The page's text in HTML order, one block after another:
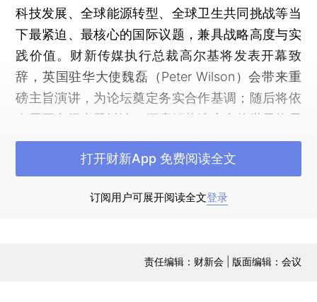
科技发展、全球能源转型、全球卫生共同挑战等当
下最紧迫、最核心的国际议题，兼具战略高度与实
践价值。财新传媒执行总裁高尔基将发表开幕致
辞，英国驻华大使魏磊（Peter Wilson）会带来重
磅主旨演讲，为论坛奠定务实合作基调；随后将依
次展开多场专题讨论，深度解构演变中的世界格局
轮廓、探讨经贸纽带如何稳固中英关系、研判西方
战略走向、探析全球卫生与发展面临的十字路口挑
瞻视角聚焦中美北京峰会展望、跨大西洋视角分享
订阅用户可展开阅读全文登录
打开财新App 免费阅读全文
责任编辑：财新会 | 版面编辑：会议